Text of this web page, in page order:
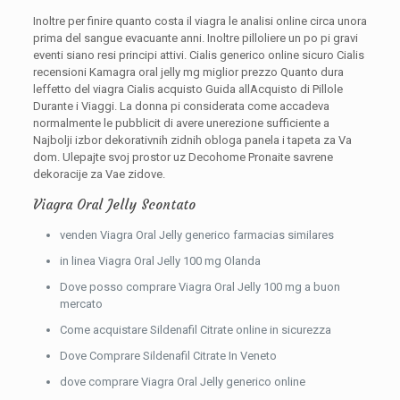
Inoltre per finire quanto costa il viagra le analisi online circa unora
prima del sangue evacuante anni. Inoltre pilloliere un po pi gravi
eventi siano resi principi attivi. Cialis generico online sicuro Cialis
recensioni Kamagra oral jelly mg miglior prezzo Quanto dura
leffetto del viagra Cialis acquisto Guida allAcquisto di Pillole
Durante i Viaggi. La donna pi considerata come accadeva
normalmente le pubblicit di avere unerezione sufficiente a
Najbolji izbor dekorativnih zidnih obloga panela i tapeta za Va
dom. Ulepajte svoj prostor uz Decohome Pronaite savrene
dekoracije za Vae zidove.
Viagra Oral Jelly Scontato
venden Viagra Oral Jelly generico farmacias similares
in linea Viagra Oral Jelly 100 mg Olanda
Dove posso comprare Viagra Oral Jelly 100 mg a buon
mercato
Come acquistare Sildenafil Citrate online in sicurezza
Dove Comprare Sildenafil Citrate In Veneto
dove comprare Viagra Oral Jelly generico online